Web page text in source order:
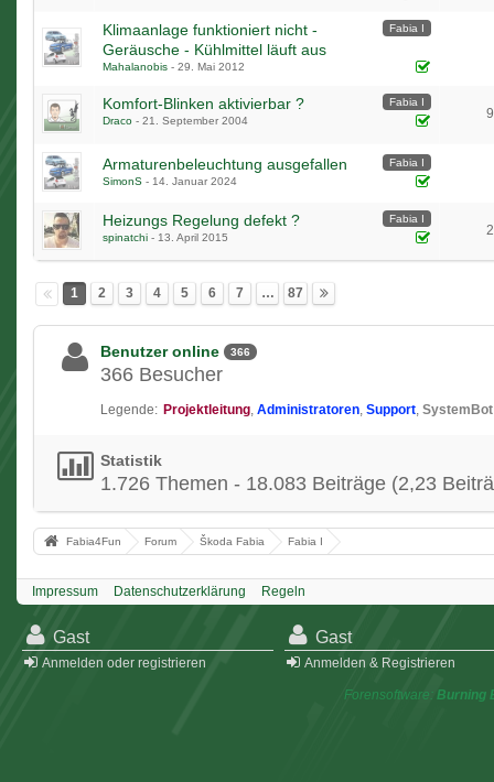
Fabia I
Klimaanlage funktioniert nicht -
Geräusche - Kühlmittel läuft aus
Mahalanobis - 29. Mai 2012
Fabia I
Komfort-Blinken aktivierbar ?
Draco - 21. September 2004
Fabia I
Armaturenbeleuchtung ausgefallen
SimonS - 14. Januar 2024
Fabia I
Heizungs Regelung defekt ?
spinatchi - 13. April 2015
1 2 3 4 5 6 7 … 87
Benutzer online 366
366 Besucher
Legende: Projektleitung Administratoren Support SystemBot
Statistik
1.726 Themen - 18.083 Beiträge (2,23
Fabia4Fun Forum Škoda Fabia Fabia I
Impressum Datenschutzerklärung Regeln
Gast
Anmelden oder registrieren
Gast
Anmelden & Registrieren
Forensoftware: Burning